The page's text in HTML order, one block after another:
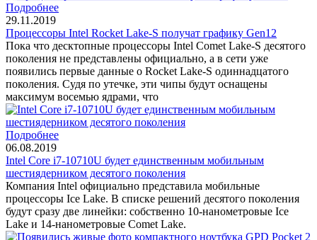
Подробнее
29.11.2019
Процессоры Intel Rocket Lake-S получат графику Gen12
Пока что десктопные процессоры Intel Comet Lake-S десятого
поколения не представлены официально, а в сети уже
появились первые данные о Rocket Lake-S одиннадцатого
поколения. Судя по утечке, эти чипы будут оснащены
максимум восемью ядрами, что
Подробнее
06.08.2019
Intel Core i7-10710U будет единственным мобильным
шестиядерником десятого поколения
Компания Intel официально представила мобильные
процессоры Ice Lake. В списке решений десятого поколения
будут сразу две линейки: собственно 10-нанометровые Ice
Lake и 14-нанометровые Comet Lake.